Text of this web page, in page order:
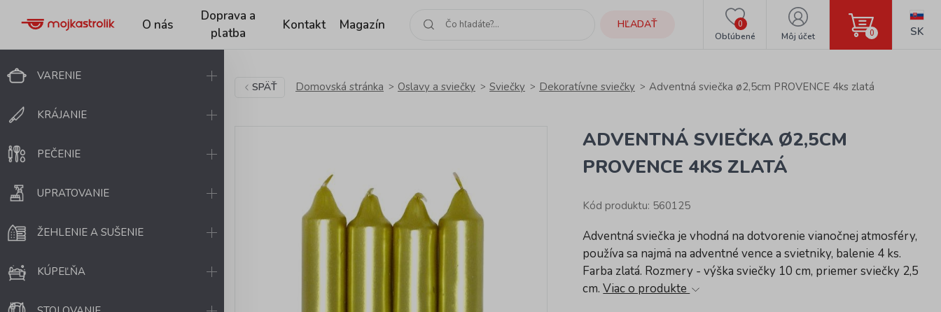
O nás
Doprava a
platba
Kontakt Magazín HĽADAŤ
Obľúbené
0
Môj účet 0 SK
VARENIE
KRÁJANIE
PEČENIE
UPRATOVANIE
ŽEHLENIE A SUŠENIE
KÚPEĽŇA
SPÄŤ Domovská stránka Oslavy a sviečky Sviečky Dekoratívne sviečky Adventná sviečka ø2,5cm PROVENCE 4ks zlatá
ADVENTNÁ SVIEČKA Ø2,5CM
PROVENCE 4KS ZLATÁ
Kód produktu: 560125
Adventná sviečka je vhodná na dotvorenie vianočnej atmosféry,
používa sa najmä na adventné vence a svietniky, balenie 4 ks.
Farba zlatá. Rozmery - výška sviečky 10 cm, priemer sviečky 2,5
cm.Viac o produkte